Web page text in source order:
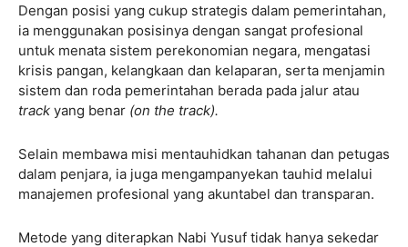
Dengan posisi yang cukup strategis dalam pemerintahan,
ia menggunakan posisinya dengan sangat profesional
untuk menata sistem perekonomian negara, mengatasi
krisis pangan, kelangkaan dan kelaparan, serta menjamin
sistem dan roda pemerintahan berada pada jalur atau
track yang benar (on the track).
Selain membawa misi mentauhidkan tahanan dan petugas
dalam penjara, ia juga mengampanyekan tauhid melalui
manajemen profesional yang akuntabel dan transparan.
Metode yang diterapkan Nabi Yusuf tidak hanya sekedar